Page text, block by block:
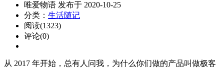
唯爱物语 发布于 2020-10-25
分类： 生活随记
阅读(1323)
评论(0)
从 2017 年开始，总有人问我，为什么你们做的产品叫做极客